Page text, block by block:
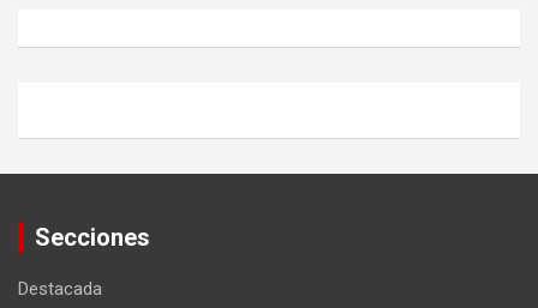
Secciones
Destacada